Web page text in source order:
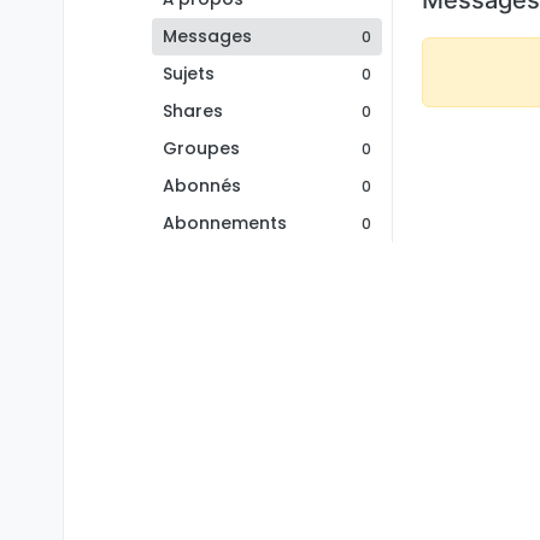
Messages
0
Sujets 0
Shares 0
Groupes 0
Abonnés 0
Abonnements 0